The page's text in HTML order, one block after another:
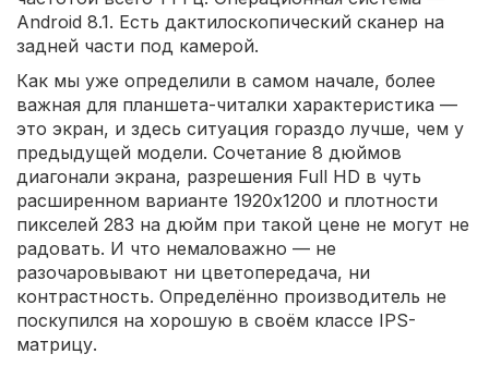
Android 8.1. Есть дактилоскопический сканер на
задней части под камерой.
Как мы уже определили в самом начале, более
важная для планшета-читалки характеристика —
это экран, и здесь ситуация гораздо лучше, чем у
предыдущей модели. Сочетание 8 дюймов
диагонали экрана, разрешения Full HD в чуть
расширенном варианте 1920x1200 и плотности
пикселей 283 на дюйм при такой цене не могут не
радовать. И что немаловажно — не
разочаровывают ни цветопередача, ни
контрастность. Определённо производитель не
поскупился на хорошую в своём классе IPS-
матрицу.